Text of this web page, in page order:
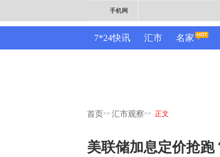
手机网
7*24快讯 汇市 名家
首页>> 汇市观察>> 正文
美联储加息定价抢跑